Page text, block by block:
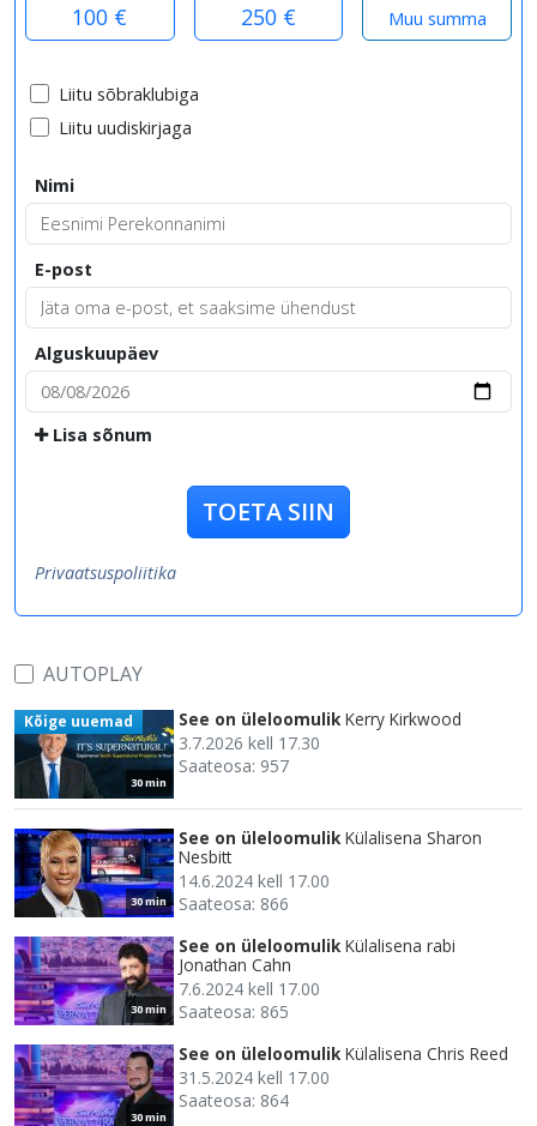
100 € 250 €
Liitu sõbraklubiga
Liitu uudiskirjaga
Nimi
E-post
Alguskuupäev
Lisa sõnum
TOETA SIIN
Privaatsuspoliitika
AUTOPLAY
30 min
Kõige uuemad See on üleloomulik Kerry Kirkwood
3.7.2026 kell 17.30
Saateosa: 957
30 min
See on üleloomulik Külalisena Sharon
Nesbitt
14.6.2024 kell 17.00
Saateosa: 866
30 min
See on üleloomulik Külalisena rabi
Jonathan Cahn
7.6.2024 kell 17.00
Saateosa: 865
30 min
See on üleloomulik Külalisena Chris Reed
31.5.2024 kell 17.00
Saateosa: 864